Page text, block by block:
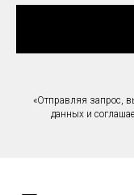
«Отправляя запрос,
данных и